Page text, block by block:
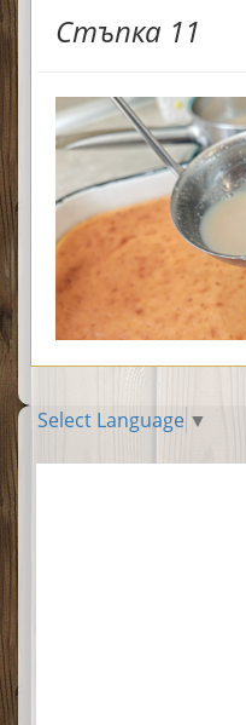
Стъпка 11
Select Language ▼